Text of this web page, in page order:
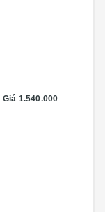
Giá 1.540.000